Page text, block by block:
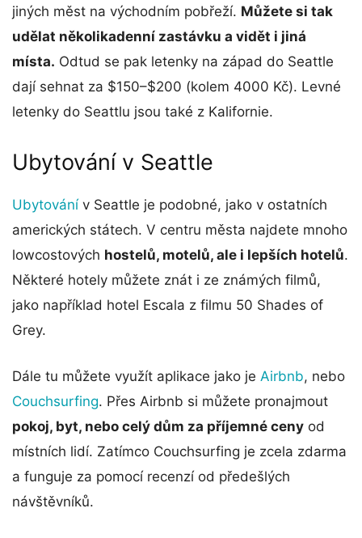
jiných měst na východním pobřeží. Můžete si tak
udělat několikadenní zastávku a vidět i jiná
místa. Odtud se pak letenky na západ do Seattle
dají sehnat za $150–$200 (kolem 4000 Kč). Levné
letenky do Seattlu jsou také z Kalifornie.
Ubytování v Seattle
Ubytování v Seattle je podobné, jako v ostatních
amerických státech. V centru města najdete mnoho
lowcostových hostelů, motelů, ale i lepších hotelů.
Některé hotely můžete znát i ze známých filmů,
jako například hotel Escala z filmu 50 Shades of
Grey.
Dále tu můžete využít aplikace jako je Airbnb, nebo
Couchsurfing. Přes Airbnb si můžete pronajmout
pokoj, byt, nebo celý dům za příjemné ceny od
místních lidí. Zatímco Couchsurfing je zcela zdarma
a funguje za pomocí recenzí od předešlých
návštěvníků.